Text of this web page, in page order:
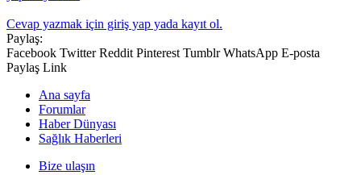
Cevap yazmak için giriş yap yada kayıt ol.
Paylaş:
Facebook Twitter Reddit Pinterest Tumblr WhatsApp E-posta
Paylaş Link
Ana sayfa
Forumlar
Haber Dünyası
Sağlık Haberleri
Bize ulaşın